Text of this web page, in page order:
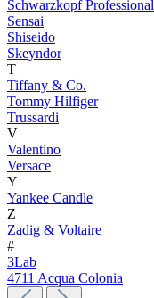
Schwarzkopf Professional
Sensai
Shiseido
Skeyndor
T
Tiffany & Co.
Tommy Hilfiger
Trussardi
V
Valentino
Versace
Y
Yankee Candle
Z
Zadig & Voltaire
#
3Lab
4711 Acqua Colonia